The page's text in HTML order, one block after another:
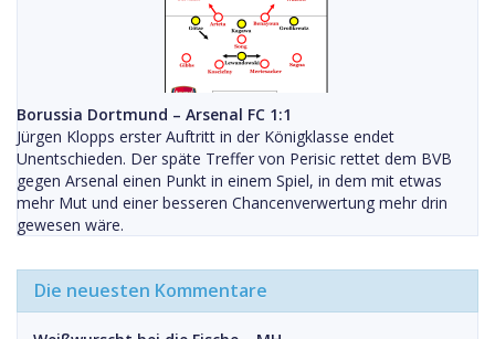
Borussia Dortmund – Arsenal FC 1:1
Jürgen Klopps erster Auftritt in der Königklasse endet
Unentschieden. Der späte Treffer von Perisic rettet dem BVB
gegen Arsenal einen Punkt in einem Spiel, in dem mit etwas
mehr Mut und einer besseren Chancenverwertung mehr drin
gewesen wäre.
Die neuesten Kommentare